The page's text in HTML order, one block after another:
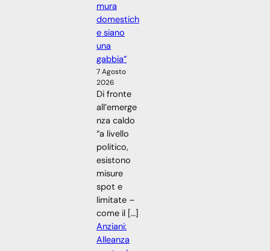
mura
domestich
e siano
una
gabbia”
7 Agosto
2026
Di fronte
all’emerge
nza caldo
“a livello
politico,
esistono
misure
spot e
limitate –
come il […]
Anziani:
Alleanza